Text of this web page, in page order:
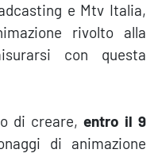
e Mtv Italia,
rivolto alla
con questa
di creare, entro il 9
di animazione